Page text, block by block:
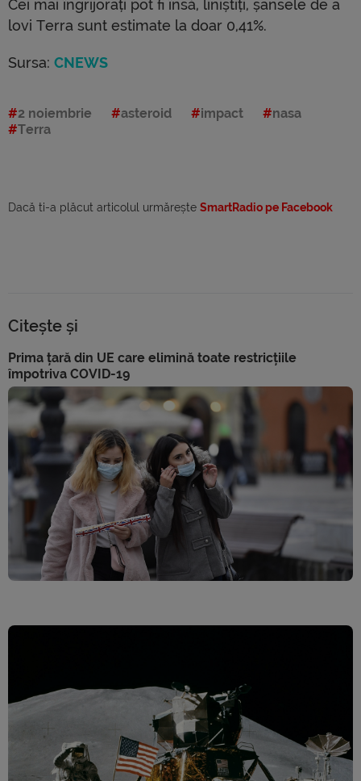
Cei mai îngrijorați pot fi însă, liniștiți, șansele de a
lovi Terra sunt estimate la doar 0,41%.
Sursa: CNEWS
2 noiembrie asteroid impact
nasa
Terra
Dacă ti-a plăcut articolul urmărește SmartRadio pe Facebook
Citește și
Prima țară din UE care elimină toate restricțiile
împotriva COVID-19